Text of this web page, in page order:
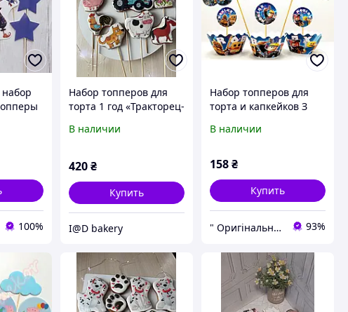
100%
Набор топперов для
торта 1 год «Тракторец-
В наличии
420 ₴
Купить
I@D bakery
Набор топперов для
торта и капкейков З
РОБЛОКС ( Roblox ) " 8
В наличии
158₴
Купить
" Оригінальні подарунки " Інтернет - магазин ( оригинальныеподарки.com ) 93%